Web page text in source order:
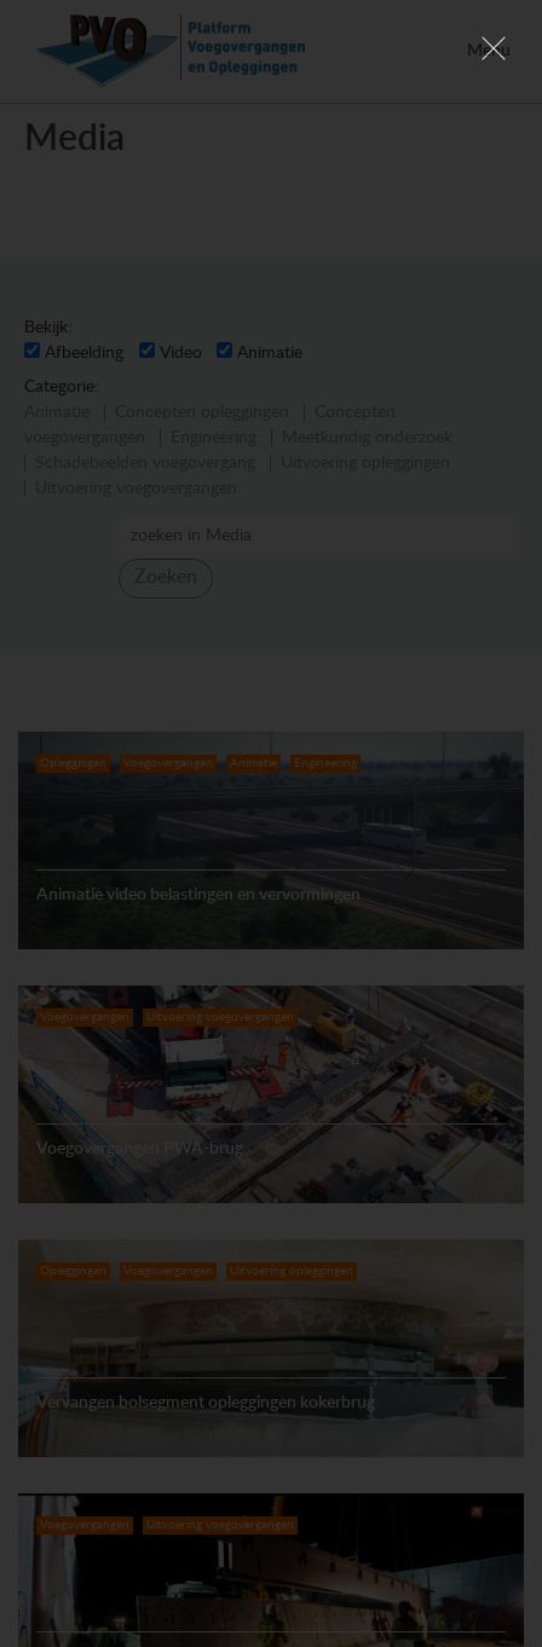
Menu
Media
Bekijk:
Afbeelding
Video
Animatie
Categorie:
Opleggingen Voegovergangen Animatie Engineering
Animatie video belastingen en vervormingen
Voegovergangen Uitvoering voegovergangen
Voegovergangen PWA-brug
Opleggingen Voegovergangen Uitvoering opleggingen
Vervangen bolsegment opleggingen kokerbrug
Voegovergangen Uitvoering voegovergangen